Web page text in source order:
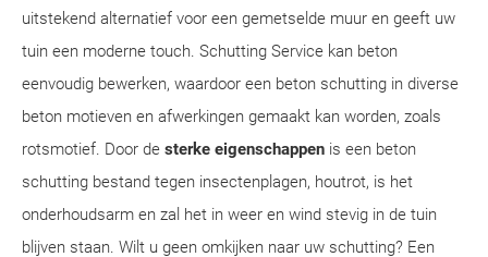
uitstekend alternatief voor een gemetselde muur en geeft uw
tuin een moderne touch. Schutting Service kan beton
eenvoudig bewerken, waardoor een beton schutting in diverse
beton motieven en afwerkingen gemaakt kan worden, zoals
rotsmotief. Door de sterke eigenschappen is een beton
schutting bestand tegen insectenplagen, houtrot, is het
onderhoudsarm en zal het in weer en wind stevig in de tuin
blijven staan. Wilt u geen omkijken naar uw schutting? Een